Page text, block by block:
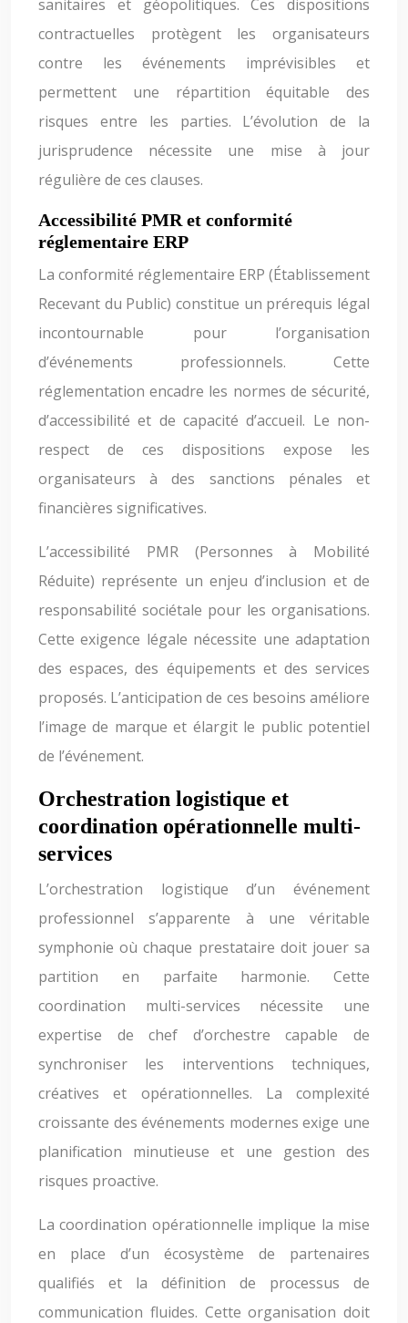
sanitaires et géopolitiques. Ces dispositions
contractuelles protègent les organisateurs
contre les événements imprévisibles et
permettent une répartition équitable des
risques entre les parties. L’évolution de la
jurisprudence nécessite une mise à jour
régulière de ces clauses.
Accessibilité PMR et conformité
réglementaire ERP
La conformité réglementaire ERP (Établissement
Recevant du Public) constitue un prérequis légal
incontournable pour l’organisation
d’événements professionnels. Cette
réglementation encadre les normes de sécurité,
d’accessibilité et de capacité d’accueil. Le non-
respect de ces dispositions expose les
organisateurs à des sanctions pénales et
financières significatives.
L’accessibilité PMR (Personnes à Mobilité
Réduite) représente un enjeu d’inclusion et de
responsabilité sociétale pour les organisations.
Cette exigence légale nécessite une adaptation
des espaces, des équipements et des services
proposés. L’anticipation de ces besoins améliore
l’image de marque et élargit le public potentiel
de l’événement.
Orchestration logistique et
coordination opérationnelle multi-
services
L’orchestration logistique d’un événement
professionnel s’apparente à une véritable
symphonie où chaque prestataire doit jouer sa
partition en parfaite harmonie. Cette
coordination multi-services nécessite une
expertise de chef d’orchestre capable de
synchroniser les interventions techniques,
créatives et opérationnelles. La complexité
croissante des événements modernes exige une
planification minutieuse et une gestion des
risques proactive.
La coordination opérationnelle implique la mise
en place d’un écosystème de partenaires
qualifiés et la définition de processus de
communication fluides. Cette organisation doit